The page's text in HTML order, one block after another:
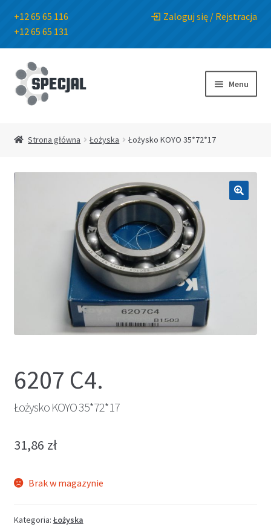
+12 65 65 116
+12 65 65 131
Zaloguj się / Rejstracja
Przejdź
do
nawigacji
Przejdź
do
treści
Menu
Strona główna Łożyska Łożysko KOYO 35*72*17
6207 C4.
Łożysko KOYO 35*72*17
31,86 zł
Brak w magazynie
Kategoria: Łożyska